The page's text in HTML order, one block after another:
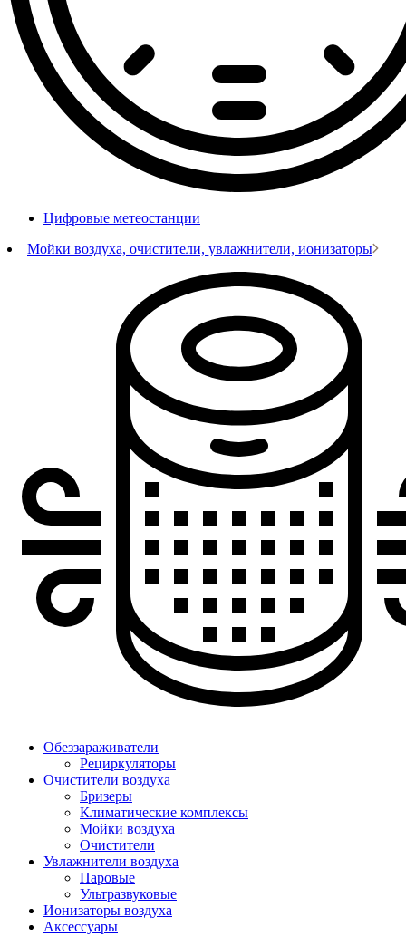
Цифровые метеостанции
Мойки воздуха, очистители, увлажнители, ионизаторы
Обеззараживатели
Рециркуляторы
Очистители воздуха
Бризеры
Климатические комплексы
Мойки воздуха
Очистители
Увлажнители воздуха
Паровые
Ультразвуковые
Ионизаторы воздуха
Аксессуары